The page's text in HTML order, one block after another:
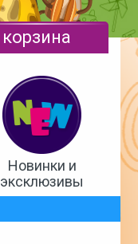
корзина
Новинки и
эксклюзивы